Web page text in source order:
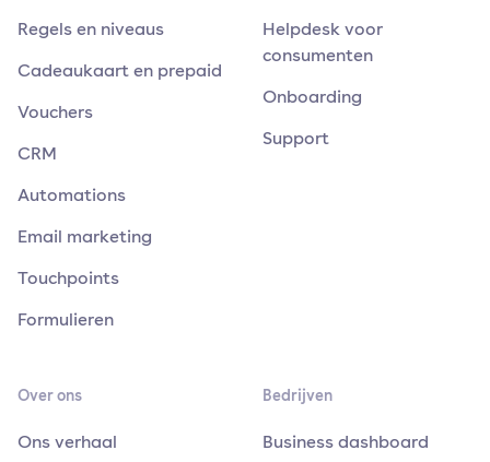
Regels en niveaus
Cadeaukaart en prepaid
Vouchers
CRM
Automations
Email marketing
Touchpoints
Formulieren
Helpdesk voor
consumenten
Onboarding
Support
Over ons
Ons verhaal
Bedrijven
Business dashboard